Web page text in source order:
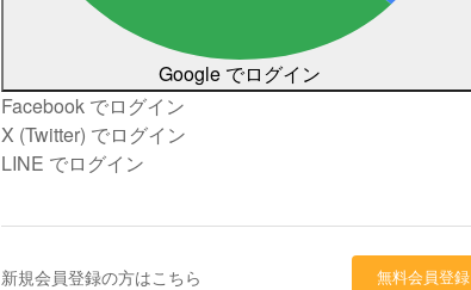
Google でログイン
Facebook でログイン
X (Twitter) でログイン
LINE でログイン
新規会員登録の方はこちら 無料会員登録